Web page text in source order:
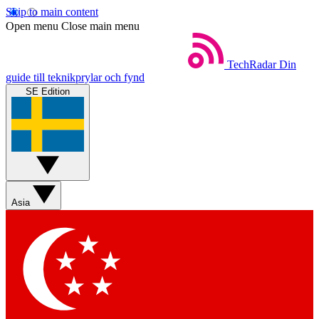
Skip to main content
Open menu Close main menu
TechRadar Din
guide till teknikprylar och fynd
SE Edition
Asia